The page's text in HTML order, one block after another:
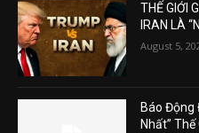
THẾ GIỚI
IRAN LÀ
August 5,
Báo Động
Nhất”